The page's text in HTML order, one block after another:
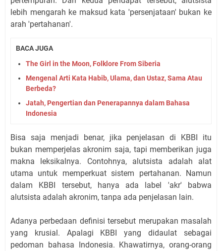
lebih mengarah ke maksud kata 'persenjataan' bukan ke
arah 'pertahanan'.
BACA JUGA
The Girl in the Moon, Folklore From Siberia
Mengenal Arti Kata Habib, Ulama, dan Ustaz, Sama Atau
Berbeda?
Jatah, Pengertian dan Penerapannya dalam Bahasa
Indonesia
Bisa saja menjadi benar, jika penjelasan di KBBI itu
bukan memperjelas akronim saja, tapi memberikan juga
makna leksikalnya. Contohnya, alutsista adalah alat
utama untuk memperkuat sistem pertahanan. Namun
dalam KBBI tersebut, hanya ada label 'akr' babwa
alutsista adalah akronim, tanpa ada penjelasan lain.
Adanya perbedaan definisi tersebut merupakan masalah
yang krusial. Apalagi KBBI yang didaulat sebagai
pedoman bahasa Indonesia. Khawatirnya, orang-orang